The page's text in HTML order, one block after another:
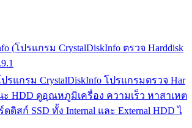
(โปรแกรม CrystalDiskInfo ตรวจ Harddisk
รแกรม CrystalDiskInfo โปรแกรมตรวจ Har
ะ HDD ดูอุณหภูมิเครื่อง ความเร็ว หาสาเหต
ดิสก์ SSD ทั้ง Internal และ External HDD ไ